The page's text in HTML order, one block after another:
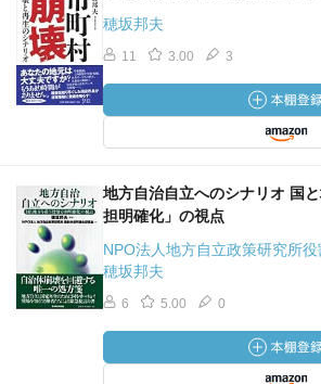
穂坂邦夫
11 3.00 3
地方自治自立へのシナリオ 国
担明確化」の視点
NPO法人地方自立政策研究所
穂坂邦夫
6 5.00 0